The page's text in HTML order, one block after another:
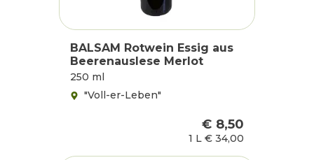
BALSAM Rotwein Essig aus
Beerenauslese Merlot
250 ml
"Voll-er-Leben"
€ 8,50
1 L € 34,00